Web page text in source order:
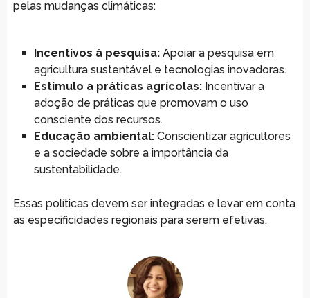
pelas mudanças climáticas:
Incentivos à pesquisa:Apoiar a pesquisa em
agricultura sustentável e tecnologias inovadoras.
Estímulo a práticas agrícolas:Incentivar a
adoção de práticas que promovam o uso
consciente dos recursos.
Educação ambiental:Conscientizar agricultores
e a sociedade sobre a importância da
sustentabilidade.
Essas políticas devem ser integradas e levar em conta
as especificidades regionais para serem efetivas.